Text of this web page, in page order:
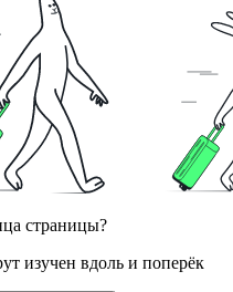
страницы?
изучен вдоль и поперёк